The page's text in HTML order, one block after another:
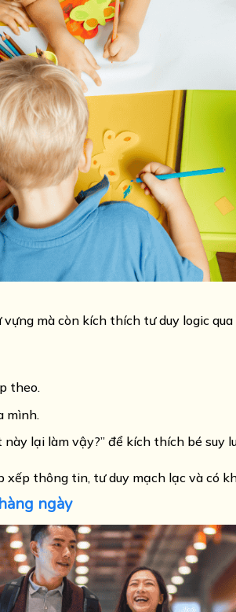
mà còn kích thích tư duy logic
theo.
mình.
lại làm vậy?” để kích thích bé suy
xếp thông tin, tư duy mạch lạc và có
ngày